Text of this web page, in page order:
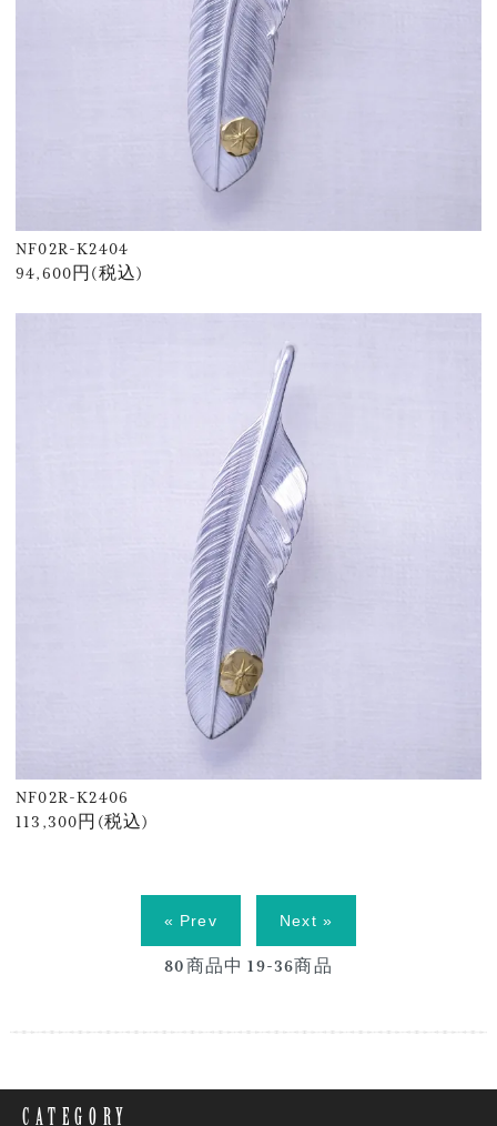
NF02R-K2404
94,600円(税込)
NF02R-K2406
113,300円(税込)
« Prev Next »
80 商品中 19-36商品
CATEGORY